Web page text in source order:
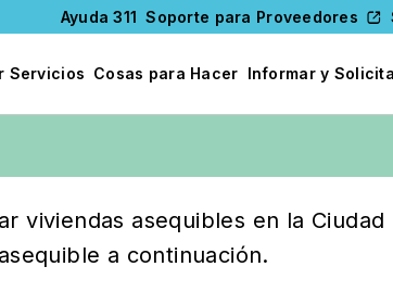
Ayuda 311 Soporte para Proveedores
Servicios Cosas para Hacer Informar y
viviendas asequibles en la Ciudad
a continuación.